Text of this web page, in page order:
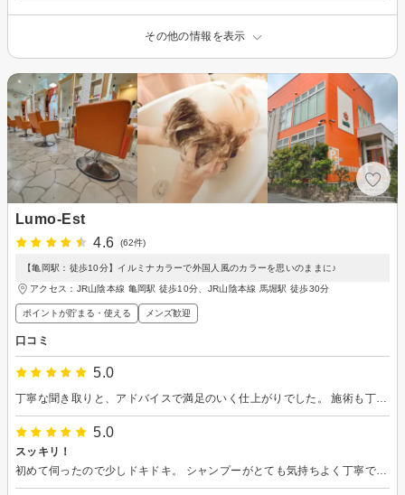
その他の情報を表示
Lumo-Est
4.6
(62件)
【亀岡駅：徒歩10分】イルミナカラーで外国人風のカラーを思いのままに♪
アクセス：JR山陰本線 亀岡駅 徒歩10分、JR山陰本線 馬堀駅 徒歩30分
ポイントが貯まる・使える メンズ歓迎
口コミ
5.0
丁寧な聞き取りと、アドバイスで満足のいく仕上がりでした。 施術も丁寧で、気持ちよく過ごせました。雰囲気も良く、店内もきれいです。 また利用したいです。
5.0
スッキリ！
初めて伺ったので少しドキドキ。 シャンプーがとても気持ちよく丁寧でした。 髪の量が多く、強い癖毛なのですが仕上がりにとても満足しています。 ありがとうございました。